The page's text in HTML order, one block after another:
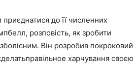
до її численних
розповість, як зробити
Він розробив покроковий
харчування своєю